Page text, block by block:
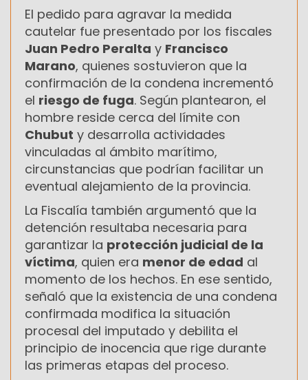
El pedido para agravar la medida
cautelar fue presentado por los fiscales
Juan Pedro Peralta y Francisco
Marano, quienes sostuvieron que la
confirmación de la condena incrementó
el riesgo de fuga. Según plantearon, el
hombre reside cerca del límite con
Chubut y desarrolla actividades
vinculadas al ámbito marítimo,
circunstancias que podrían facilitar un
eventual alejamiento de la provincia.
La Fiscalía también argumentó que la
detención resultaba necesaria para
garantizar la protección judicial de la
víctima, quien era menor de edad al
momento de los hechos. En ese sentido,
señaló que la existencia de una condena
confirmada modifica la situación
procesal del imputado y debilita el
principio de inocencia que rige durante
las primeras etapas del proceso.